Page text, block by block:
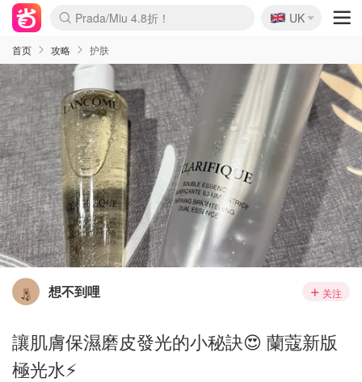
麦卢卡蜂蜜夏促！个位数！
Prada/Miu 4.8折！
啥？必胜客披萨5折！
🇬🇧
UK
首页 攻略 护肤
想不到哩 关注
讓肌膚保濕磨皮發光的小秘訣😍 蘭蔻新版
極光水⚡️